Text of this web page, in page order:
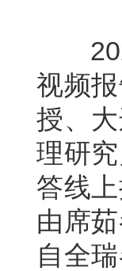
2020
视频
授、
理研
答线
由席
自全